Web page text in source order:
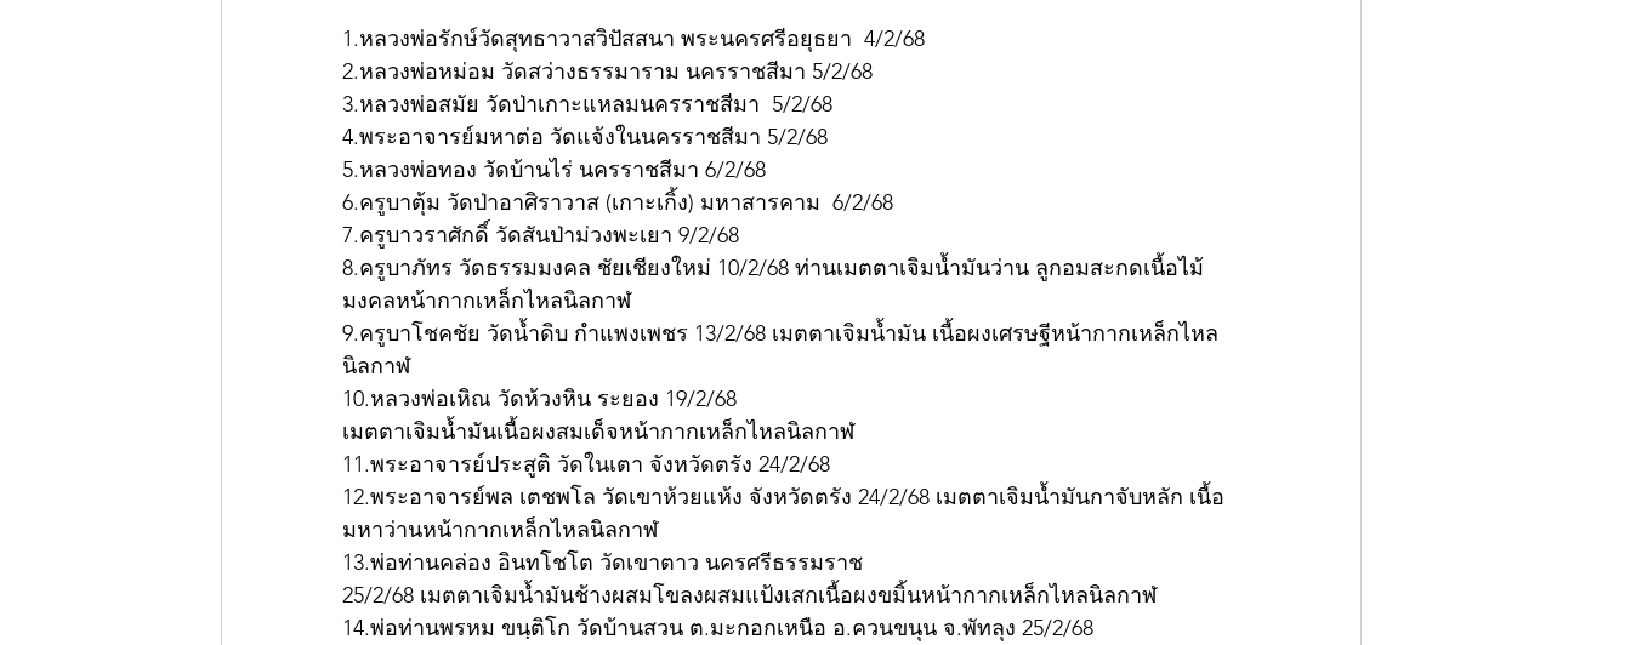
1.หลวงพ่อรักษ์วัดสุทธาวาสวิปัสสนา พระนครศรีอยุธยา  4/2/68
2.หลวงพ่อหม่อม วัดสว่างธรรมาราม นครราชสีมา 5/2/68
3.หลวงพ่อสมัย วัดป่าเกาะแหลมนครราชสีมา  5/2/68
4.พระอาจารย์มหาต่อ วัดแจ้งในนครราชสีมา 5/2/68
5.หลวงพ่อทอง วัดบ้านไร่ นครราชสีมา 6/2/68
6.ครูบาตุ้ม วัดป่าอาศิราวาส (เกาะเกิ้ง) มหาสารคาม  6/2/68
7.ครูบาวราศักดิ์ วัดสันป่าม่วงพะเยา 9/2/68
8.ครูบาภัทร วัดธรรมมงคล ชัยเชียงใหม่ 10/2/68 ท่านเมตตาเจิมน้ำมันว่าน ลูกอมสะกดเนื้อไม้
มงคลหน้ากากเหล็กไหลนิลกาฬ
9.ครูบาโชคชัย วัดน้ำดิบ กำแพงเพชร 13/2/68 เมตตาเจิมน้ำมัน เนื้อผงเศรษฐีหน้ากากเหล็กไหล
นิลกาฬ
10.หลวงพ่อเหิณ วัดห้วงหิน ระยอง 19/2/68
เมตตาเจิมน้ำมันเนื้อผงสมเด็จหน้ากากเหล็กไหลนิลกาฬ
11.พระอาจารย์ประสูติ วัดในเตา จังหวัดตรัง 24/2/68
12.พระอาจารย์พล เตชพโล วัดเขาห้วยแห้ง จังหวัดตรัง 24/2/68 เมตตาเจิมน้ำมันกาจับหลัก เนื้อ
มหาว่านหน้ากากเหล็กไหลนิลกาฬ
13.พ่อท่านคล่อง อินทโชโต วัดเขาตาว นครศรีธรรมราช
25/2/68 เมตตาเจิมน้ำมันช้างผสมโขลงผสมแป้งเสกเนื้อผงขมิ้นหน้ากากเหล็กไหลนิลกาฬ
14.พ่อท่านพรหม ขนฺติโก วัดบ้านสวน ต.มะกอกเหนือ อ.ควนขนุน จ.พัทลุง 25/2/68